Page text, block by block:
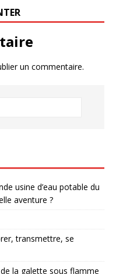
un commentaire.
usine d’eau potable du
aventure ?
transmettre, se
la galette sous flamme